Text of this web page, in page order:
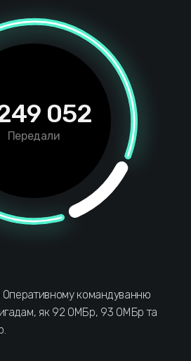
командуванню
як 92 ОМБр, 93 ОМБр та
052
Передали